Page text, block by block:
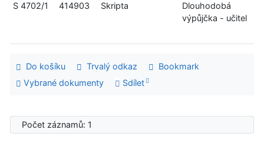
S 4702/1
414903 Skripta
Dlouhodobá
výpůjčka - učitel
Do košíku Trvalý odkaz
Bookmark
Vybrané dokumenty
Sdílet
Počet záznamů: 1